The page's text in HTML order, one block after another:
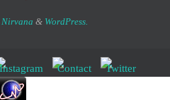
Nirvana & WordPress.